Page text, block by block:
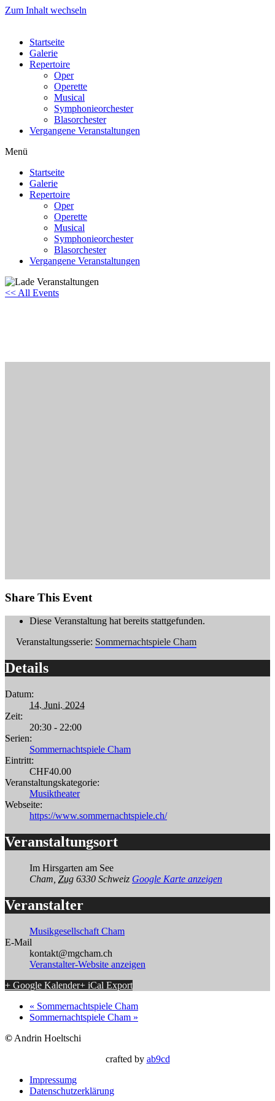
Zum Inhalt wechseln
Startseite
Galerie
Repertoire
Oper
Operette
Musical
Symphonieorchester
Blasorchester
Vergangene Veranstaltungen
Menü
Startseite
Galerie
Repertoire
Oper
Operette
Musical
Symphonieorchester
Blasorchester
Vergangene Veranstaltungen
<< All Events
Share This Event
Diese Veranstaltung hat bereits stattgefunden.
Veranstaltungsserie: Sommernachtspiele Cham
Details
Datum:
14. Juni. 2024
Zeit:
20:30 - 22:00
Serien:
Sommernachtspiele Cham
Eintritt:
CHF40.00
Veranstaltungskategorie:
Musiktheater
Webseite:
https://www.sommernachtspiele.ch/
Veranstaltungsort
Im Hirsgarten am See
Cham Zug 6330 Schweiz Google Karte anzeigen
Veranstalter
Musikgesellschaft Cham
E-Mail
kontakt@mgcham.ch
Veranstalter-Website anzeigen
+ Google Kalender+ iCal Export
« Sommernachtspiele Cham
Sommernachtspiele Cham »
© Andrin Hoeltschi
crafted by ab9cd
Impressumg
Datenschutzerklärung